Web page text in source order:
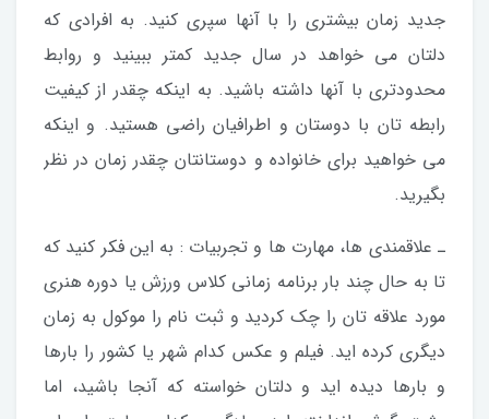
جدید زمان بیشتری را با آنها سپری کنید. به افرادی که
دلتان می خواهد در سال جدید کمتر ببینید و روابط
محدودتری با آنها داشته باشید. به اینکه چقدر از کیفیت
رابطه تان با دوستان و اطرافیان راضی هستید. و اینکه
می خواهید برای خانواده و دوستانتان چقدر زمان در نظر
بگیرید.
ـ علاقمندی ها، مهارت ها و تجربیات : به این فکر کنید که
تا به حال چند بار برنامه زمانی کلاس ورزش یا دوره هنری
مورد علاقه تان را چک کردید و ثبت نام را موکول به زمان
دیگری کرده اید. فیلم و عکس کدام شهر یا کشور را بارها
و بارها دیده اید و دلتان خواسته که آنجا باشید، اما